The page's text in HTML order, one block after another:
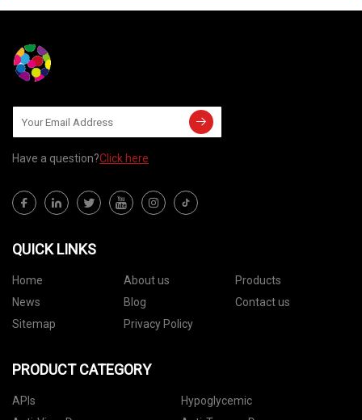
Have a question?Click here
QUICK LINKS
Home About us
Products
News
Blog
Contact us
Sitemap
Privacy Policy
PRODUCT CATEGORY
APIs
Hypoglycemic